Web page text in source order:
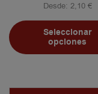
Desde: 2,10 €
Seleccionar
opciones